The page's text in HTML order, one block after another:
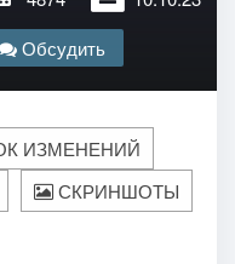
Обсудить
ИЗМЕНЕНИЙ
СКРИНШОТЫ